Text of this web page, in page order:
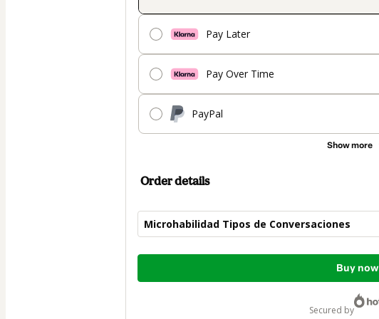
Pay Later
Pay Over Time
PayPal
Show more
Order details
Microhabilidad Tipos de Conversaciones
Total
Buy now
secured by